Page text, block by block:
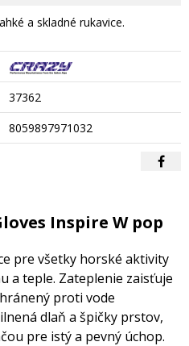
a skladné rukavice.
37362
8059897971032
Inspire W pop
pre všetky horské aktivity
a teple. Zateplenie zaisťuje
proti vode
dlaň a špičky prstov,
pre istý a pevný úchop.